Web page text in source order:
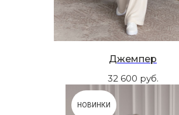
Джемпер
32 600 руб.
НОВИНКИ